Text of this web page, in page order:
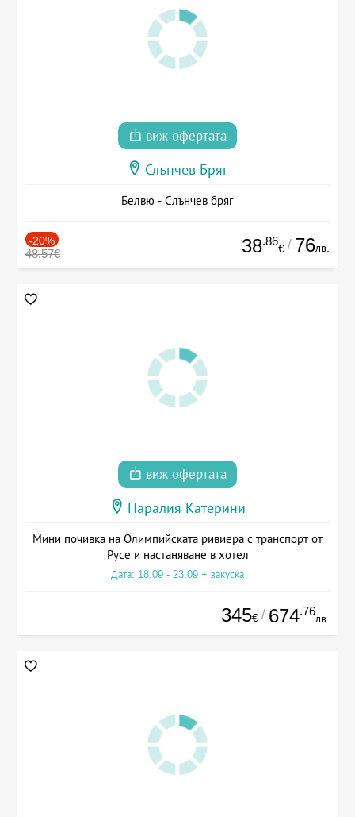
виж офертата
Слънчев Бряг
Белвю - Слънчев бряг
-20%
48.57€ 38.86
€ / 76лв.
виж офертата
Паралия Катерини
Мини почивка на Олимпийската ривиера с транспорт от
Русе и настаняване в хотел
Дата: 18.09 - 23.09 + закуска
345€ / 674.76
лв.